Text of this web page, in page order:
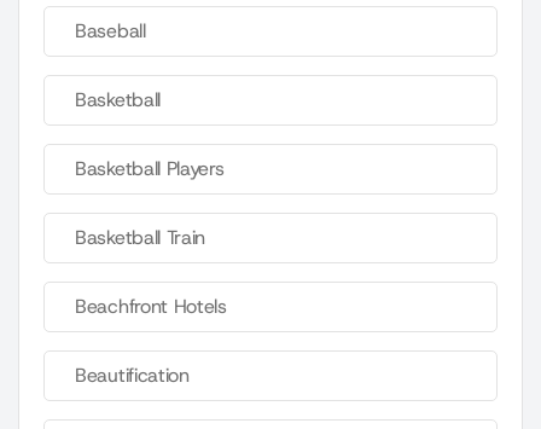
Baseball
Basketball
Basketball Players
Basketball Train
Beachfront Hotels
Beautification